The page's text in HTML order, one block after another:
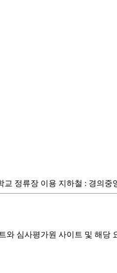
정류장 이용 지하철 : 경의
심사평가원 사이트 및 해